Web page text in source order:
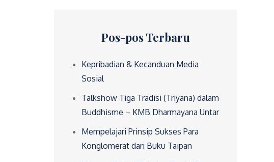
Pos-pos Terbaru
Kepribadian & Kecanduan Media
Sosial
Talkshow Tiga Tradisi (Triyana) dalam
Buddhisme – KMB Dharmayana Untar
Mempelajari Prinsip Sukses Para
Konglomerat dari Buku Taipan